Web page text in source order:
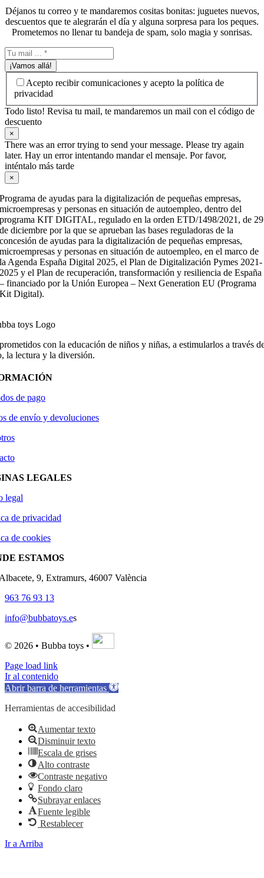
Déjanos tu correo y te mandaremos cositas bonitas: juguetes nuevos,
descuentos que te alegrarán el día y alguna sorpresa para los peques.
Prometemos no llenar tu bandeja de spam, solo magia y sonrisas.
¡Vamos allá!
Acepto recibir comunicaciones y acepto la política de
privacidad
Todo listo! Revisa tu mail, te mandaremos un mail con el código de
descuento
×
There was an error trying to send your message. Please try again
later. Hay un error intentando mandar el mensaje. Por favor,
inténtalo más tarde
×
Programa de ayudas para la digitalización de pequeñas empresas,
microempresas y personas en situación de autoempleo, dentro del
programa KIT DIGITAL, regulado en la orden ETD/1498/2021, de 29
de diciembre por la que se aprueban las bases reguladoras de la
concesión de ayudas para la digitalización de pequeñas empresas,
microempresas y personas en situación de autoempleo, en el marco de
la Agenda España Digital 2025, el Plan de Digitalización Pymes 2021-
2025 y el Plan de recuperación, transformación y resiliencia de España
– financiado por la Unión Europea – Next Generation EU (Programa
Kit Digital).
con la educación de niños y niñas, a estimularlos a través
la lectura y la diversión.
de pago
de envío y devoluciones
LEGALES
legal
de privacidad
de cookies
ESTAMOS
9, Extramurs, 46007 València
963 76 93 13
info@bubbatoys.es
© 2026 • Bubba toys •
Page load link
Ir al contenido
Abrir barra de herramientas
Herramientas de accesibilidad
Aumentar texto
Disminuir texto
Escala de grises
Alto contraste
Contraste negativo
Fondo claro
Subrayar enlaces
Fuente legible
Restablecer
Ir a Arriba